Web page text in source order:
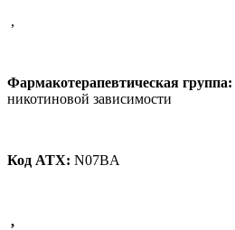
,
Фармакотерапевтическая группа:
никотиновой зависимости
Код АТХ: N07BA
,